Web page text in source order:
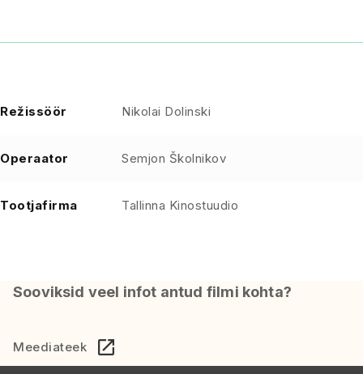
Režissöör Nikolai Dolinski
Operaator Semjon Školnikov
Tootjafirma Tallinna Kinostuudio
Sooviksid veel infot antud filmi kohta?
Meediateek